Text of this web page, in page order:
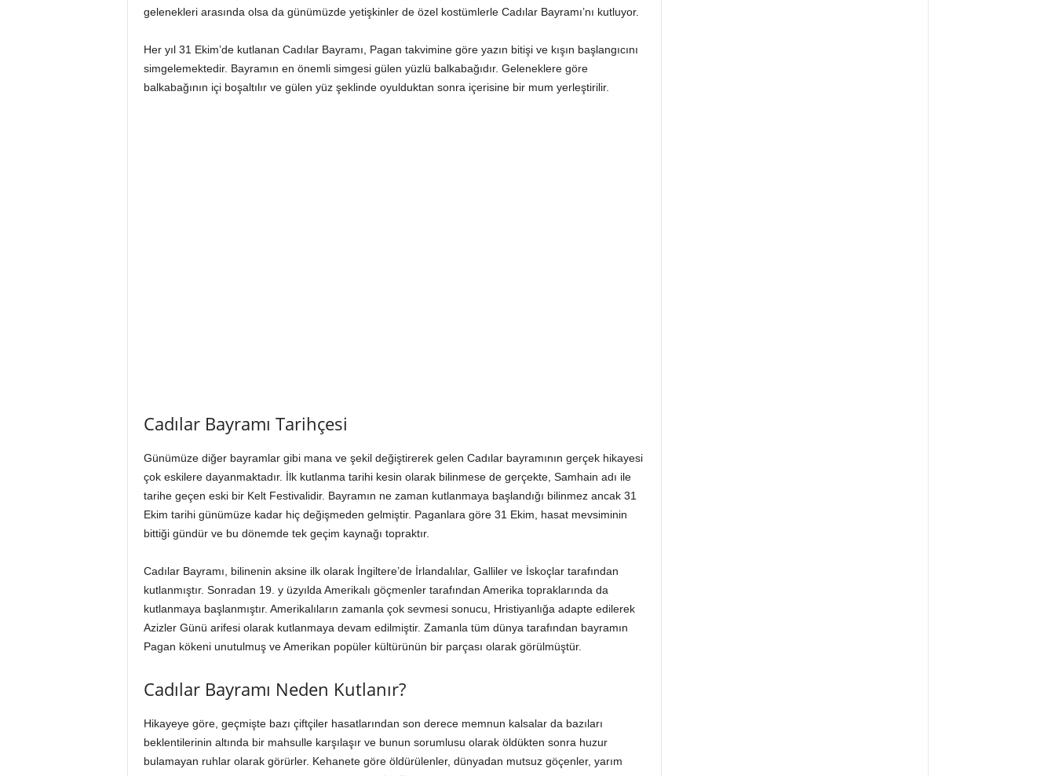
gelenekleri arasında olsa da günümüzde yetişkinler de özel kostümlerle Cadılar Bayramı’nı kutluyor.
Her yıl 31 Ekim’de kutlanan Cadılar Bayramı, Pagan takvimine göre yazın bitişi ve kışın başlangıcını
simgelemektedir. Bayramın en önemli simgesi gülen yüzlü balkabağıdır. Geleneklere göre
balkabağının içi boşaltılır ve gülen yüz şeklinde oyulduktan sonra içerisine bir mum yerleştirilir.
Cadılar Bayramı Tarihçesi
Günümüze diğer bayramlar gibi mana ve şekil değiştirerek gelen Cadılar bayramının gerçek hikayesi
çok eskilere dayanmaktadır. İlk kutlanma tarihi kesin olarak bilinmese de gerçekte, Samhain adı ile
tarihe geçen eski bir Kelt Festivalidir. Bayramın ne zaman kutlanmaya başlandığı bilinmez ancak 31
Ekim tarihi günümüze kadar hiç değişmeden gelmiştir. Paganlara göre 31 Ekim, hasat mevsiminin
bittiği gündür ve bu dönemde tek geçim kaynağı topraktır.
Cadılar Bayramı, bilinenin aksine ilk olarak İngiltere’de İrlandalılar, Galliler ve İskoçlar tarafından
kutlanmıştır. Sonradan 19. y üzyılda Amerikalı göçmenler tarafından Amerika topraklarında da
kutlanmaya başlanmıştır. Amerikalıların zamanla çok sevmesi sonucu, Hristiyanlığa adapte edilerek
Azizler Günü arifesi olarak kutlanmaya devam edilmiştir. Zamanla tüm dünya tarafından bayramın
Pagan kökeni unutulmuş ve Amerikan popüler kültürünün bir parçası olarak görülmüştür.
Cadılar Bayramı Neden Kutlanır?
Hikayeye göre, geçmişte bazı çiftçiler hasatlarından son derece memnun kalsalar da bazıları
beklentilerinin altında bir mahsulle karşılaşır ve bunun sorumlusu olarak öldükten sonra huzur
bulamayan ruhlar olarak görürler. Kehanete göre öldürülenler, dünyadan mutsuz göçenler, yarım